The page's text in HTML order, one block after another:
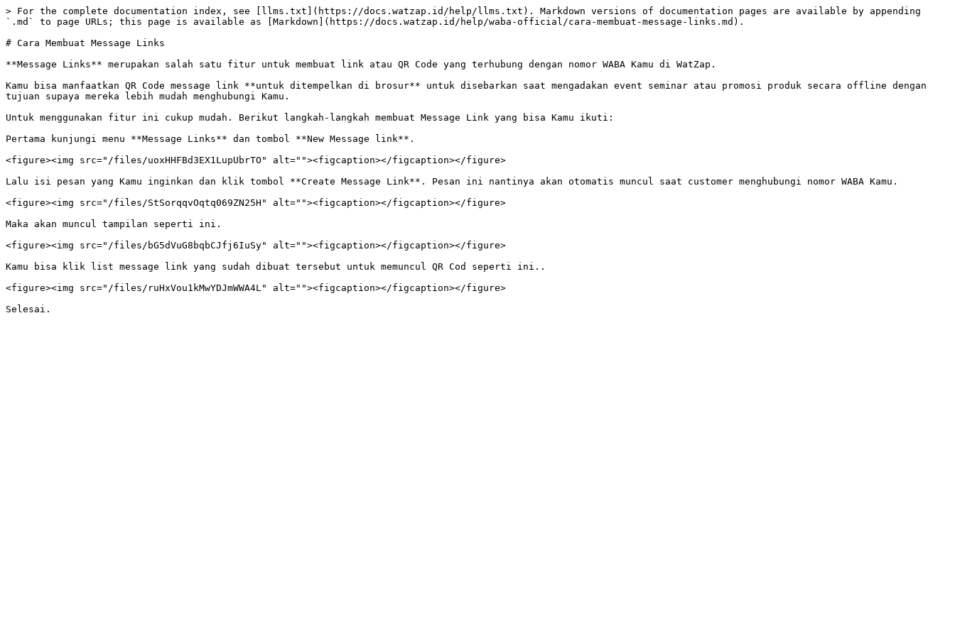
> For the complete documentation index, see [llms.txt](https://docs.watzap.id/help/llms.txt). Markdown versions of documentation pages are available by appending
`.md` to page URLs; this page is available as [Markdown](https://docs.watzap.id/help/waba-official/cara-membuat-message-links.md).
# Cara Membuat Message Links
**Message Links** merupakan salah satu fitur untuk membuat link atau QR Code yang terhubung dengan nomor WABA Kamu di WatZap.
Kamu bisa manfaatkan QR Code message link **untuk ditempelkan di brosur** untuk disebarkan saat mengadakan event seminar atau promosi produk secara offline dengan
tujuan supaya mereka lebih mudah menghubungi Kamu.
Untuk menggunakan fitur ini cukup mudah. Berikut langkah-langkah membuat Message Link yang bisa Kamu ikuti:
Pertama kunjungi menu **Message Links** dan tombol **New Message link**.
<figure><img src="/files/uoxHHFBd3EX1LupUbrTO" alt=""><figcaption></figcaption></figure>
Lalu isi pesan yang Kamu inginkan dan klik tombol **Create Message Link**. Pesan ini nantinya akan otomatis muncul saat customer menghubungi nomor WABA Kamu.
<figure><img src="/files/StSorqqvOqtq069ZN25H" alt=""><figcaption></figcaption></figure>
Maka akan muncul tampilan seperti ini.
<figure><img src="/files/bG5dVuG8bqbCJfj6IuSy" alt=""><figcaption></figcaption></figure>
Kamu bisa klik list message link yang sudah dibuat tersebut untuk memuncul QR Cod seperti ini..
<figure><img src="/files/ruHxVou1kMwYDJmWWA4L" alt=""><figcaption></figcaption></figure>